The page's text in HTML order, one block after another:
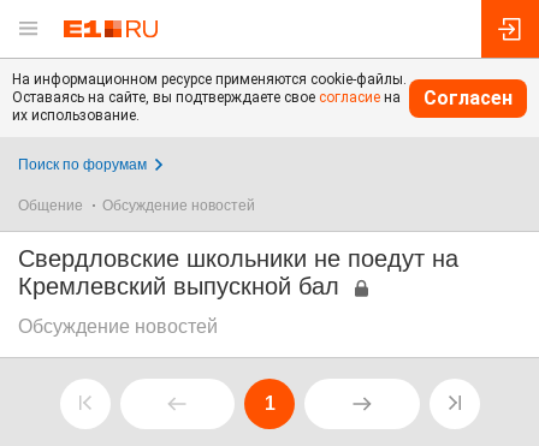
На информационном ресурсе применяются cookie-файлы.
Оставаясь на сайте, вы подтверждаете свое согласие на
их использование.
Согласен
Поиск по форумам
Общение Обсуждение новостей
Свердловские школьники не поедут на
Кремлевский выпускной бал
Обсуждение новостей
1